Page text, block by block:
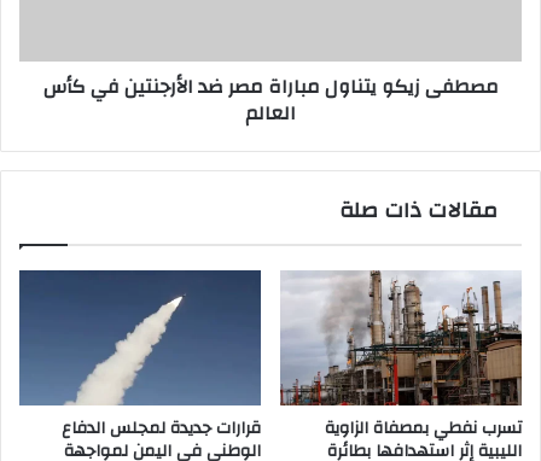
كأس
العالممصطفى زيكو يتناول مباراة مصر ضد الأرجنتين في كأس
العالم
مقالات ذات صلة
قرارات جديدة لمجلس الدفاع
الوطني في اليمن لمواجهة
تسرب نفطي بمصفاة الزاوية
الليبية إثر استهدافها بطائرة